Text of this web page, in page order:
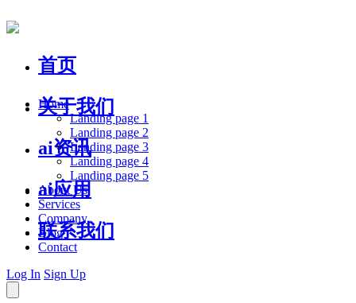
首页
关于我们
ai资讯
ai应用
联系我们
Home
Landing page 1
Landing page 2
Landing page 3
Landing page 4
Landing page 5
About Us
Services
Company
Blog
Contact
Log In Sign Up